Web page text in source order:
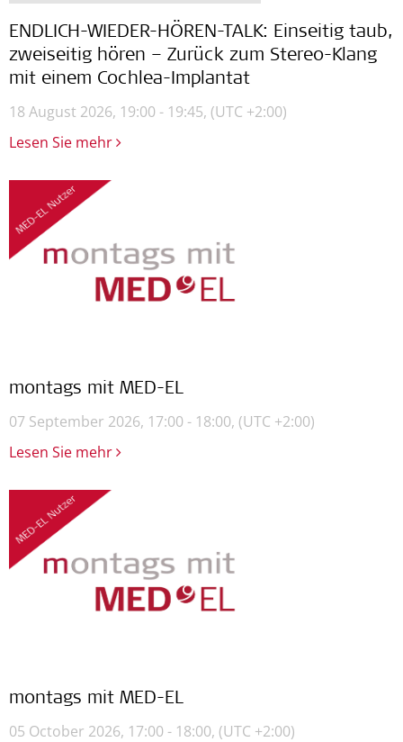
ENDLICH-WIEDER-HÖREN-TALK: Einseitig taub,
zweiseitig hören – Zurück zum Stereo-Klang
mit einem Cochlea-Implantat
18 August 2026, 19:00 - 19:45, (UTC +2:00)
Lesen Sie mehr
montags mit MED-EL
07 September 2026, 17:00 - 18:00, (UTC +2:00)
Lesen Sie mehr
montags mit MED-EL
05 October 2026, 17:00 - 18:00, (UTC +2:00)